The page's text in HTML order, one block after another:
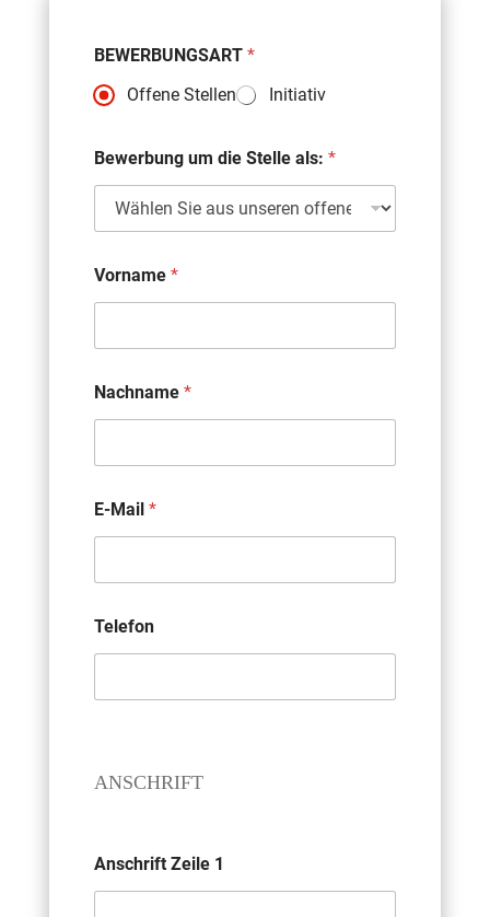
BEWERBUNGSART *
Offene Stellen
Initiativ
Bewerbung um die Stelle als: *
Vorname *
Nachname *
E-Mail *
Telefon
ANSCHRIFT
Anschrift Zeile 1